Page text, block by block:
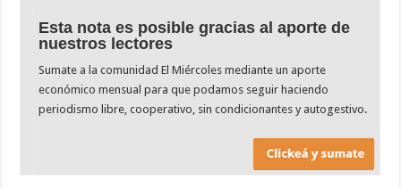
Esta nota es posible gracias al aporte de
nuestros lectores
Sumate a la comunidad El Miércoles mediante un aporte
económico mensual para que podamos seguir haciendo
periodismo libre, cooperativo, sin condicionantes y autogestivo.